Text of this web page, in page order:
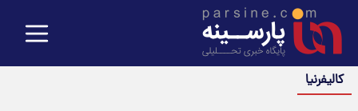
کالیفرنیا